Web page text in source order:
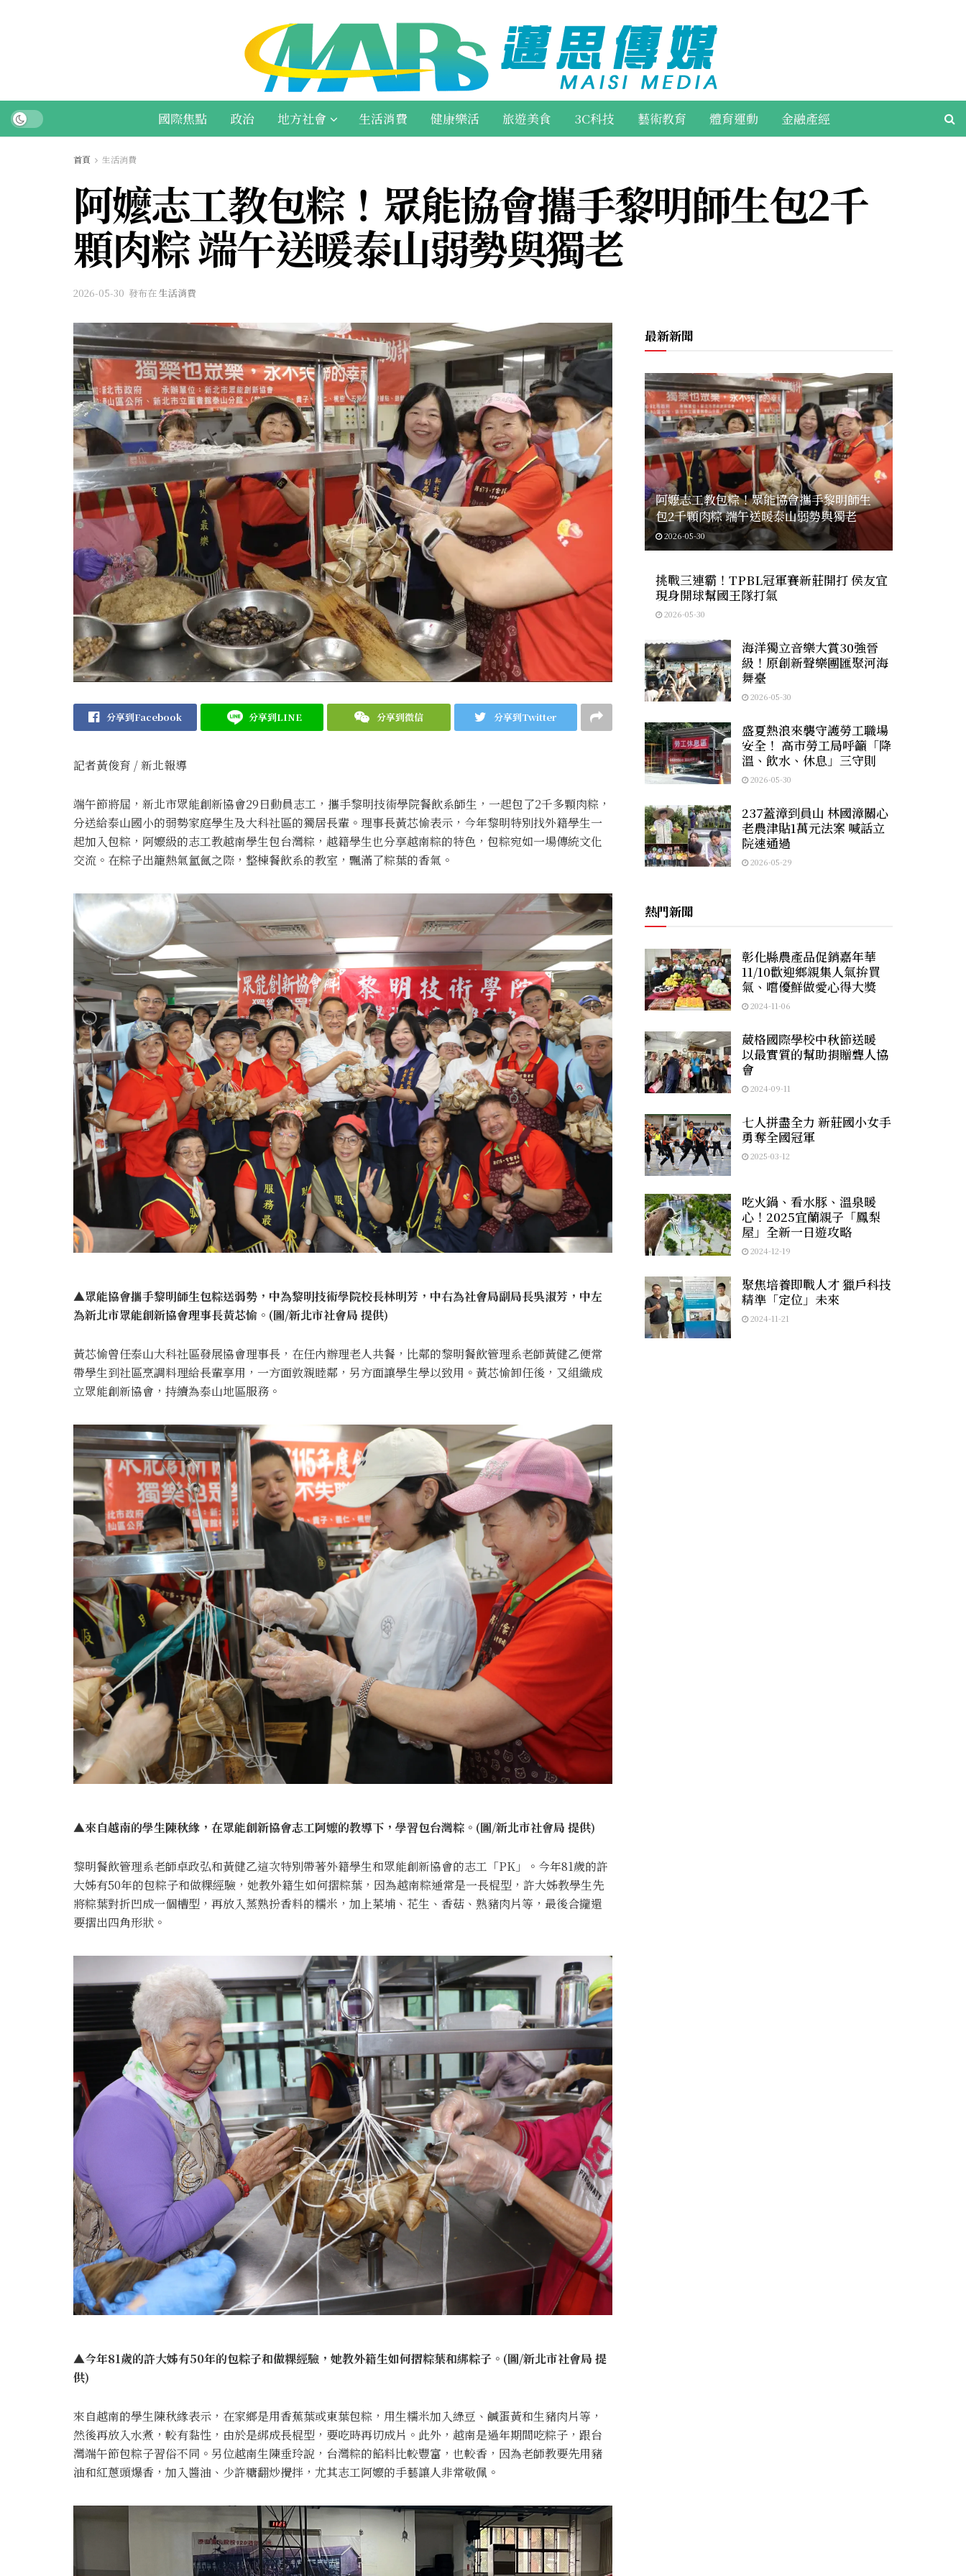
國際焦點 政治 地方社會 生活消費 健康樂活 旅遊美食 3C科技 藝術教育 體育運動 金融產經
首頁 生活消費
阿嬤志工教包粽！眾能協會攜手黎明師生包2千
顆肉粽 端午送暖泰山弱勢與獨老
2026-05-30 發布在生活消費
分享到Facebook 分享到LINE 分享到微信 分享到Twitter
記者黃俊育 / 新北報導
端午節將屆，新北市眾能創新協會29日動員志工，攜手黎明技術學院餐飲系師生，一起包了2千多顆肉粽，
分送給泰山國小的弱勢家庭學生及大科社區的獨居長輩。理事長黃芯愉表示，今年黎明特別找外籍學生一
起加入包粽，阿嬤級的志工教越南學生包台灣粽，越籍學生也分享越南粽的特色，包粽宛如一場傳統文化
交流。在粽子出籠熱氣氳氤之際，整棟餐飲系的教室，飄滿了粽葉的香氣。
▲眾能協會攜手黎明師生包粽送弱勢，中為黎明技術學院校長林明芳，中右為社會局副局長吳淑芳，中左
為新北市眾能創新協會理事長黃芯愉。(圖/新北市社會局 提供)
黃芯愉曾任泰山大科社區發展協會理事長，在任內辦理老人共餐，比鄰的黎明餐飲管理系老師黃健乙便常
帶學生到社區烹調料理給長輩享用，一方面敦親睦鄰，另方面讓學生學以致用。黃芯愉卸任後，又組織成
立眾能創新協會，持續為泰山地區服務。
▲來自越南的學生陳秋緣，在眾能創新協會志工阿嬤的教導下，學習包台灣粽。(圖/新北市社會局 提供)
黎明餐飲管理系老師卓政弘和黃健乙這次特別帶著外籍學生和眾能創新協會的志工「PK」。今年81歲的許
大姊有50年的包粽子和做粿經驗，她教外籍生如何摺粽葉，因為越南粽通常是一長棍型，許大姊教學生先
將粽葉對折凹成一個槽型，再放入蒸熟扮香料的糯米，加上菜埔、花生、香菇、熟豬肉片等，最後合攏還
要摺出四角形狀。
▲今年81歲的許大姊有50年的包粽子和做粿經驗，她教外籍生如何摺粽葉和綁粽子。(圖/新北市社會局 提
供)
來自越南的學生陳秋緣表示，在家鄉是用香蕉葉或東葉包粽，用生糯米加入綠豆、鹹蛋黃和生豬肉片等，
然後再放入水煮，較有黏性，由於是綁成長棍型，要吃時再切成片。此外，越南是過年期間吃粽子，跟台
灣端午節包粽子習俗不同。另位越南生陳垂玲說，台灣粽的餡料比較豐富，也較香，因為老師教要先用豬
油和紅蔥頭爆香，加入醬油、少許糖翻炒攪拌，尤其志工阿嬤的手藝讓人非常敬佩。
最新新聞
阿嬤志工教包粽！眾能協會攜手黎明師生
包2千顆肉粽 端午送暖泰山弱勢與獨老
2026-05-30
挑戰三連霸！TPBL冠軍賽新莊開打 侯友宜
現身開球幫國王隊打氣
2026-05-30
海洋獨立音樂大賞30強晉
級！原創新聲樂團匯聚河海
舞臺
2026-05-30
盛夏熱浪來襲守護勞工職場
安全！ 高市勞工局呼籲「降
溫、飲水、休息」三守則
2026-05-30
237蓋漳到員山 林國漳關心
老農津貼1萬元法案 喊話立
院速通過
2026-05-29
熱門新聞
彰化縣農產品促銷嘉年華
11/10歡迎鄉親集人氣拚買
氣、嚐優鮮做愛心得大獎
2024-11-06
葳格國際學校中秋節送暖
以最實質的幫助捐贈聾人協
會
2024-09-11
七人拼盡全力 新莊國小女手
勇奪全國冠軍
2025-03-12
吃火鍋、看水豚、溫泉暖
心！2025宜蘭親子「鳳梨
屋」全新一日遊攻略
2024-12-19
聚焦培養即戰人才 獵戶科技
精準「定位」未來
2024-11-21